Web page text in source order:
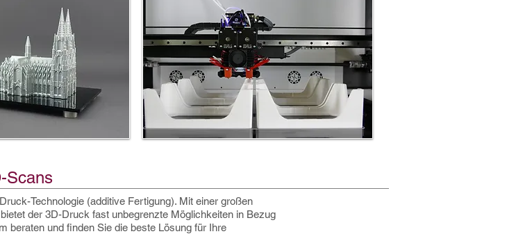
Scans
Technologie (additive Fertigung). Mit einer großen
der 3D-Druck fast unbegrenzte Möglichkeiten in Bezug
beraten und finden Sie die beste Lösung für Ihre